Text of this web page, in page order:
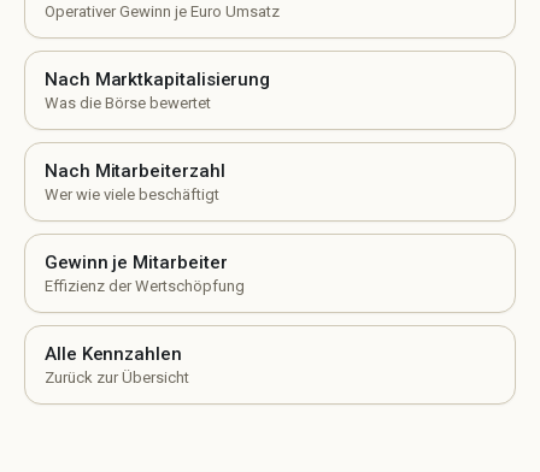
Operativer Gewinn je Euro Umsatz
Nach Marktkapitalisierung
Was die Börse bewertet
Nach Mitarbeiterzahl
Wer wie viele beschäftigt
Gewinn je Mitarbeiter
Effizienz der Wertschöpfung
Alle Kennzahlen
Zurück zur Übersicht